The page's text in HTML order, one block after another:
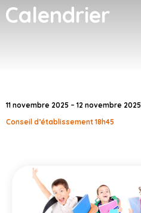
Calendrier
11 novembre 2025 – 12 novembre 2025
Conseil d’établissement 18h45